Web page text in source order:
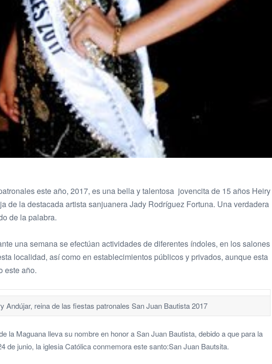
este año, 2017, es una bella y talentosa jovencita de 15 años Heiry
de la destacada artista sanjuanera Jady Rodríguez Fortuna. Una verdadera
de la palabra.
una semana se efectúan actividades de diferentes índoles, en los salones
localidad, así como en establecimientos públicos y privados, aunque esta
este año.
Andújar, reina de las fiestas patronales San Juan Bautista 2017
la Maguana lleva su nombre en honor a San Juan Bautista, debido a que para la
de junio, la iglesia Católica conmemora este santo:San Juan Bautsita.